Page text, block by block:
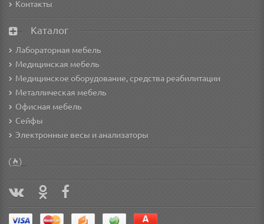
Контакты
Каталог
Лабораторная мебель
Медицинская мебель
Медицинское оборудование, средства реабилитации
Металлическая мебель
Офисная мебель
Сейфы
Электронные весы и анализаторы